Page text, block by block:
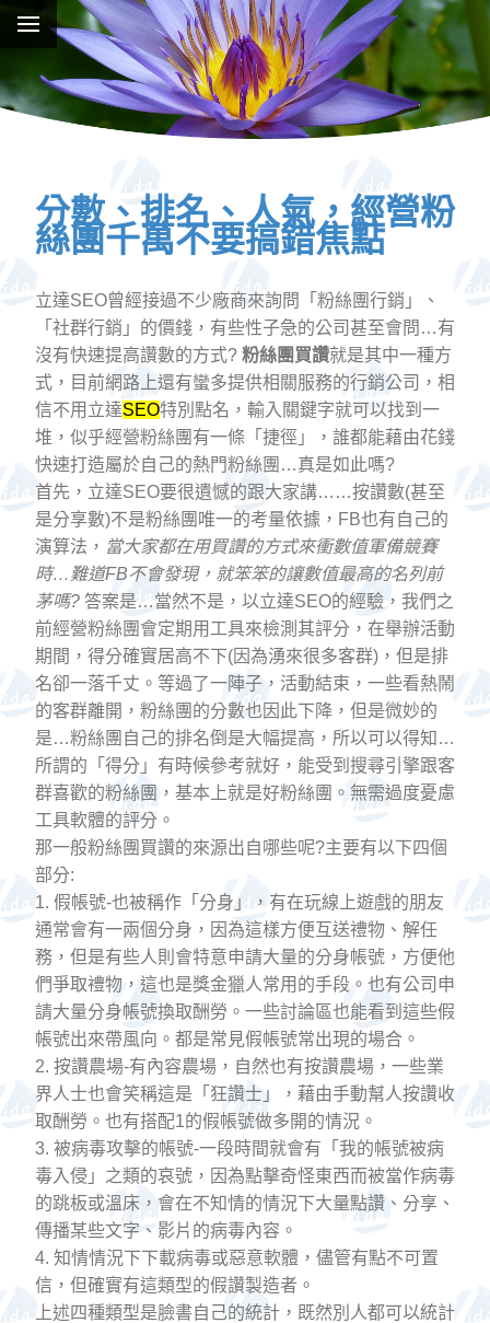
分數、排名、人氣，經營粉
絲團千萬不要搞錯焦點
立達SEO曾經接過不少廠商來詢問「粉絲團行銷」、
「社群行銷」的價錢，有些性子急的公司甚至會問…有
沒有快速提高讚數的方式? 粉絲團買讚就是其中一種方
式，目前網路上還有蠻多提供相關服務的行銷公司，相
信不用立達SEO特別點名，輸入關鍵字就可以找到一
堆，似乎經營粉絲團有一條「捷徑」，誰都能藉由花錢
快速打造屬於自己的熱門粉絲團…真是如此嗎?
首先，立達SEO要很遺憾的跟大家講……按讚數(甚至
是分享數)不是粉絲團唯一的考量依據，FB也有自己的
演算法， 當大家都在用買讚的方式來衝數值軍備競賽
時…難道FB不會發現，就笨笨的讓數值最高的名列前
茅嗎? 答案是…當然不是，以立達SEO的經驗，我們之
前經營粉絲團會定期用工具來檢測其評分，在舉辦活動
期間，得分確實居高不下(因為湧來很多客群)，但是排
名卻一落千丈。等過了一陣子，活動結束，一些看熱鬧
的客群離開，粉絲團的分數也因此下降，但是微妙的
是…粉絲團自己的排名倒是大幅提高，所以可以得知…
所謂的「得分」有時候參考就好，能受到搜尋引擎跟客
群喜歡的粉絲團，基本上就是好粉絲團。無需過度憂慮
工具軟體的評分。
那一般粉絲團買讚的來源出自哪些呢?主要有以下四個
部分:
1. 假帳號-也被稱作「分身」，有在玩線上遊戲的朋友
通常會有一兩個分身，因為這樣方便互送禮物、解任
務，但是有些人則會特意申請大量的分身帳號，方便他
們爭取禮物，這也是獎金獵人常用的手段。也有公司申
請大量分身帳號換取酬勞。一些討論區也能看到這些假
帳號出來帶風向。都是常見假帳號常出現的場合。
2. 按讚農場-有內容農場，自然也有按讚農場，一些業
界人士也會笑稱這是「狂讚士」，藉由手動幫人按讚收
取酬勞。也有搭配1的假帳號做多開的情況。
3. 被病毒攻擊的帳號-一段時間就會有「我的帳號被病
毒入侵」之類的哀號，因為點擊奇怪東西而被當作病毒
的跳板或溫床，會在不知情的情況下大量點讚、分享、
傳播某些文字、影片的病毒內容。
4. 知情情況下下載病毒或惡意軟體，儘管有點不可置
信，但確實有這類型的假讚製造者。
上述四種類型是臉書自己的統計，既然別人都可以統計